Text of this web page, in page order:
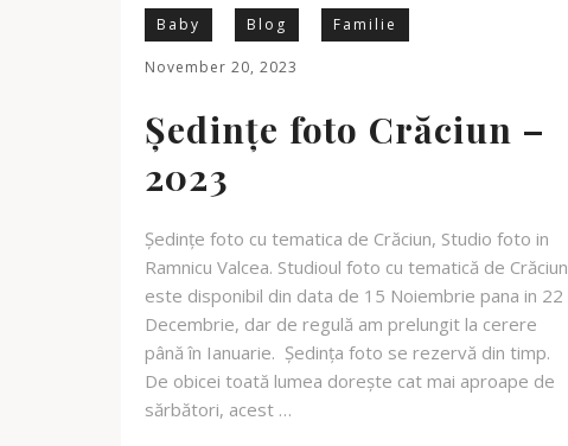
Baby Blog Familie
November 20, 2023
Ședințe foto Crăciun –
2023
Ședințe foto cu tematica de Crăciun, Studio foto in
Ramnicu Valcea. Studioul foto cu tematică de Crăciun
este disponibil din data de 15 Noiembrie pana in 22
Decembrie, dar de regulă am prelungit la cerere
până în Ianuarie. Ședința foto se rezervă din timp.
De obicei toată lumea dorește cat mai aproape de
sărbători, acest …